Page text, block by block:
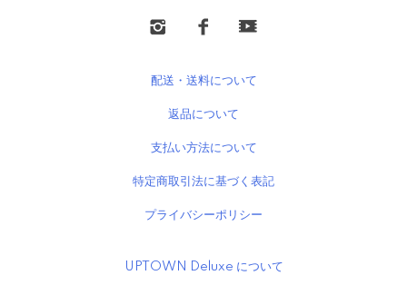
配送・送料について
返品について
支払い方法について
特定商取引法に基づく表記
プライバシーポリシー
UPTOWN Deluxe について